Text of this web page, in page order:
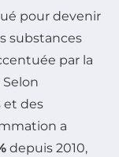
pour devenir
substances
par la
Selon
et des
a
depuis 2010,